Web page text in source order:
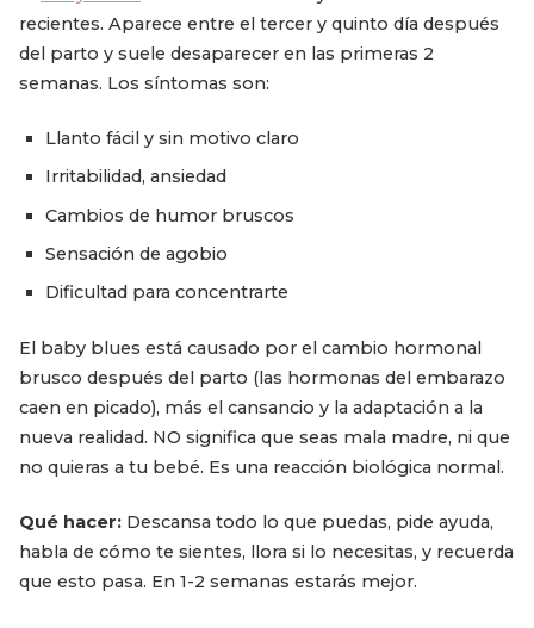
recientes. Aparece entre el tercer y quinto día después
del parto y suele desaparecer en las primeras 2
semanas. Los síntomas son:
Llanto fácil y sin motivo claro
Irritabilidad, ansiedad
Cambios de humor bruscos
Sensación de agobio
Dificultad para concentrarte
El baby blues está causado por el cambio hormonal
brusco después del parto (las hormonas del embarazo
caen en picado), más el cansancio y la adaptación a la
nueva realidad. NO significa que seas mala madre, ni que
no quieras a tu bebé. Es una reacción biológica normal.
Qué hacer: Descansa todo lo que puedas, pide ayuda,
habla de cómo te sientes, llora si lo necesitas, y recuerda
que esto pasa. En 1-2 semanas estarás mejor.